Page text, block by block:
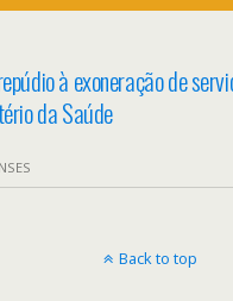
à exoneração de
da Saúde
Back to top